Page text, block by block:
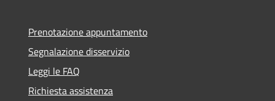
Prenotazione appuntamento
Segnalazione disservizio
Leggi le FAQ
Richiesta assistenza